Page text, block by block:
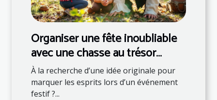
Organiser une fête inoubliable
avec une chasse au trésor
thématique
À la recherche d’une idée originale pour
marquer les esprits lors d’un événement
festif ?...